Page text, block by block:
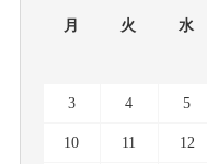
月 火 水
3 4 5
10 11 12